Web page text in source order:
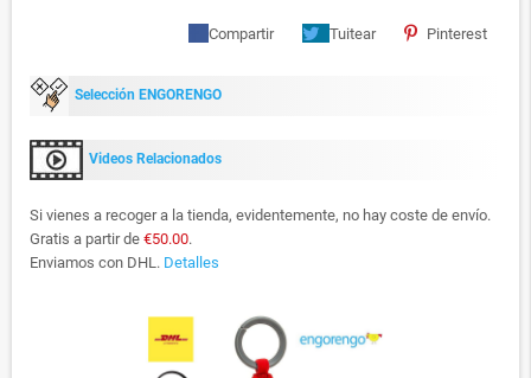
Compartir Tuitear Pinterest
Selección ENGORENGO
Videos Relacionados
Si vienes a recoger a la tienda, evidentemente, no hay coste de envío.
Gratis a partir de €50.00.
Enviamos con DHL. Detalles